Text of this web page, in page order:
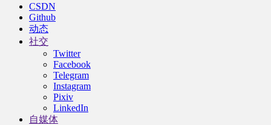
CSDN
Github
动态
社交
Twitter
Facebook
Telegram
Instagram
Pixiv
LinkedIn
自媒体